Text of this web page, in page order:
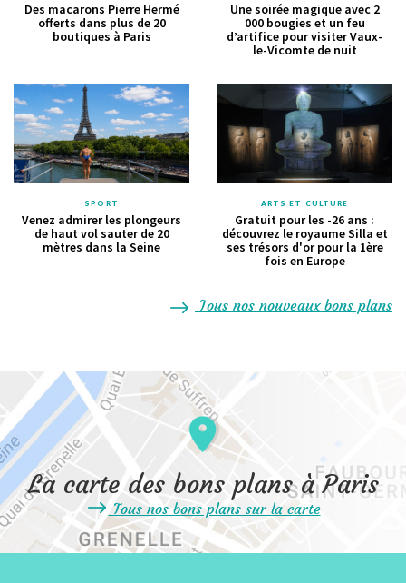
Des macarons Pierre Hermé
offerts dans plus de 20
boutiques à Paris
Une soirée magique avec 2
000 bougies et un feu
d’artifice pour visiter Vaux-
le-Vicomte de nuit
SPORT
Venez admirer les plongeurs
de haut vol sauter de 20
mètres dans la Seine
ARTS ET CULTURE
Gratuit pour les -26 ans :
découvrez le royaume Silla et
ses trésors d'or pour la 1ère
fois en Europe
Tous nos nouveaux bons plans
La carte des bons plans à Paris
Tous nos bons plans sur la carte